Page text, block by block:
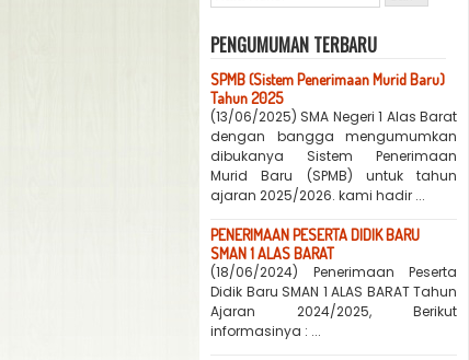
PENGUMUMAN TERBARU
SPMB (Sistem Penerimaan Murid Baru)
Tahun 2025
(13/06/2025) SMA Negeri 1 Alas Barat
dengan bangga mengumumkan
dibukanya Sistem Penerimaan
Murid Baru (SPMB) untuk tahun
ajaran 2025/2026. kami hadir ...
PENERIMAAN PESERTA DIDIK BARU
SMAN 1 ALAS BARAT
(18/06/2024) Penerimaan Peserta
Didik Baru SMAN 1 ALAS BARAT Tahun
Ajaran 2024/2025, Berikut
informasinya : ...